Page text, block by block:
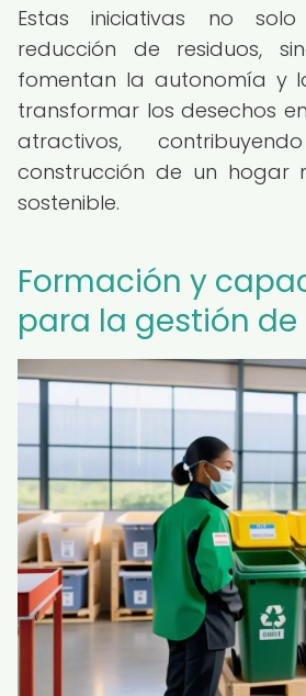
Estas iniciativas no
reducción de residuos,
fomentan la autonomía y
transformar los desechos
atractivos,
construcción de un hogar
sostenible.
Formación y
para la gestión de